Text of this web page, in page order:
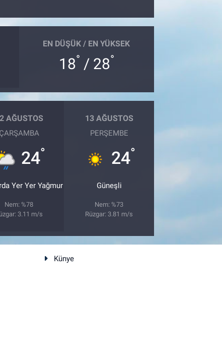
EN DÜŞÜK / EN YÜKSEK
18° / 28°
AĞUSTOS
ÇARŞAMBA
24°
Yer Yer Yağmur
Nem: %78
3.11 m/s
13 AĞUSTOS
PERŞEMBE
24°
Güneşli
Nem: %73
Rüzgar: 3.81 m/s
Künye